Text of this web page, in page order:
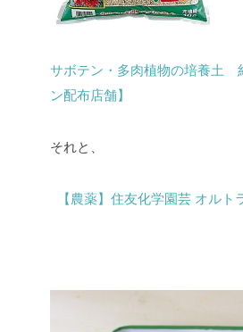
サボテン・多肉植物の培養土
ン配布店舗】
それと、
【農薬】住友化学園芸 オルト